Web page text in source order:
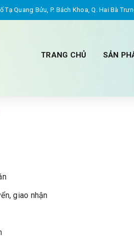
Tạ Quang Bửu, P. Bách Khoa, Q. Hai Bà
TRANG CHỦ SẢN
giao nhận